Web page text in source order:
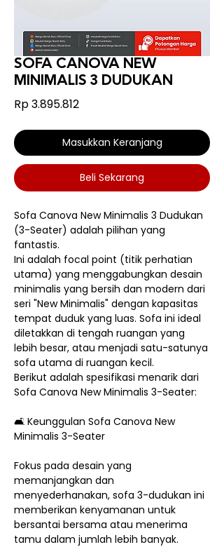
SOFA CANOVA NEW
MINIMALIS 3 DUDUKAN
Rp 3.895.812Harga
Masukkan Keranjang
Beli Sekarang
Sofa Canova New Minimalis 3 Dudukan
(3-Seater) adalah pilihan yang
fantastis.
Ini adalah focal point (titik perhatian
utama) yang menggabungkan desain
minimalis yang bersih dan modern dari
seri "New Minimalis" dengan kapasitas
tempat duduk yang luas. Sofa ini ideal
diletakkan di tengah ruangan yang
lebih besar, atau menjadi satu-satunya
sofa utama di ruangan kecil.
Berikut adalah spesifikasi menarik dari
Sofa Canova New Minimalis 3-Seater:
🛋️ Keunggulan Sofa Canova New
Minimalis 3-Seater
Fokus pada desain yang
memanjangkan dan
menyederhanakan, sofa 3-dudukan ini
memberikan kenyamanan untuk
bersantai bersama atau menerima
tamu dalam jumlah lebih banyak.